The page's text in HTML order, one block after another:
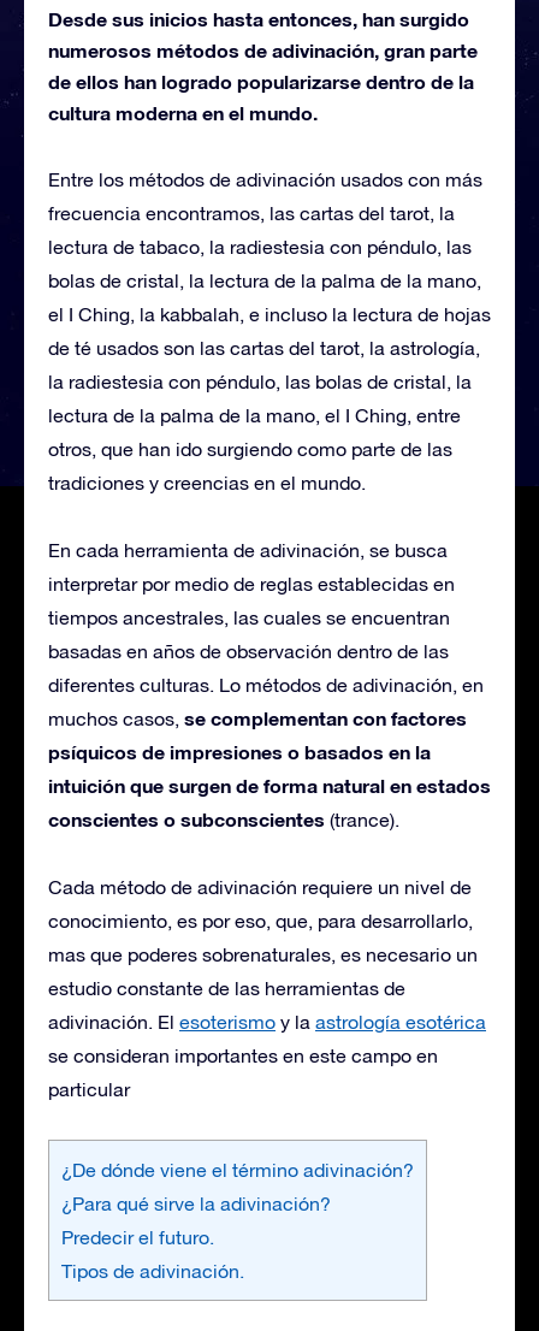
Desde sus inicios hasta entonces, han surgido
numerosos métodos de adivinación, gran parte
de ellos han logrado popularizarse dentro de la
cultura moderna en el mundo.
Entre los métodos de adivinación usados con más
frecuencia encontramos, las cartas del tarot, la
lectura de tabaco, la radiestesia con péndulo, las
bolas de cristal, la lectura de la palma de la mano,
el I Ching, la kabbalah, e incluso la lectura de hojas
de té usados son las cartas del tarot, la astrología,
la radiestesia con péndulo, las bolas de cristal, la
lectura de la palma de la mano, el I Ching, entre
otros, que han ido surgiendo como parte de las
tradiciones y creencias en el mundo.
En cada herramienta de adivinación, se busca
interpretar por medio de reglas establecidas en
tiempos ancestrales, las cuales se encuentran
basadas en años de observación dentro de las
diferentes culturas. Lo métodos de adivinación, en
muchos casos, se complementan con factores
psíquicos de impresiones o basados en la
intuición que surgen de forma natural en estados
conscientes o subconscientes (trance).
Cada método de adivinación requiere un nivel de
conocimiento, es por eso, que, para desarrollarlo,
mas que poderes sobrenaturales, es necesario un
estudio constante de las herramientas de
adivinación. El esoterismo y la astrología esotérica
se consideran importantes en este campo en
particular
¿De dónde viene el término adivinación?
¿Para qué sirve la adivinación?
Predecir el futuro.
Tipos de adivinación.